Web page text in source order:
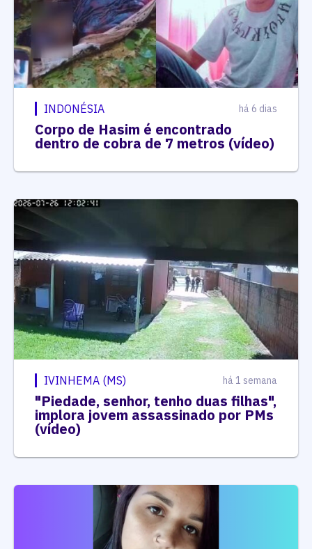
INDONÉSIA há 6 dias
Corpo de Hasim é encontrado
dentro de cobra de 7 metros (vídeo)
IVINHEMA (MS) há 1 semana
"Piedade, senhor, tenho duas filhas",
implora jovem assassinado por PMs
(vídeo)